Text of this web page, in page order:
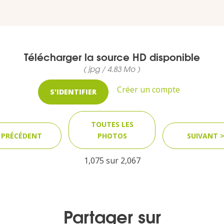
Télécharger la source HD disponible
( jpg / 4.83 Mo )
S'IDENTIFIER Créer un compte
TOUTES LES
PHOTOS
SUIVANT
1,075 sur 2,067
Partager sur